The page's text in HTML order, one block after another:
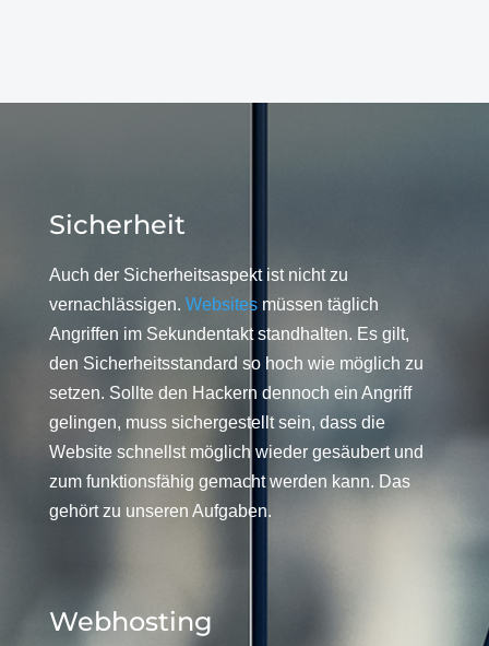
Sicherheit
Auch der Sicherheitsaspekt ist nicht zu
vernachlässigen. Websitesmüssen täglich
Angriffen im Sekundentakt standhalten. Es gilt,
den Sicherheitsstandard so hoch wie möglich zu
setzen. Sollte den Hackern dennoch ein Angriff
gelingen, muss sichergestellt sein, dass die
Website schnellst möglich wieder gesäubert und
zum funktionsfähig gemacht werden kann. Das
gehört zu unseren Aufgaben.
Webhosting